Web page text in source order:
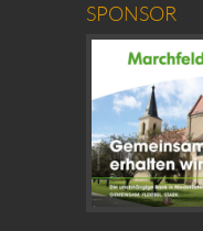
SPONSOR